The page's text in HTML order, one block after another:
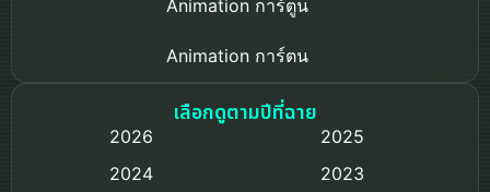
Animation การ์ตูน
Animation การ์ตูน
Based on a True Story เรื่องจริง
เลือกดูตามปีที่ฉาย
2026
2025
2024
2023